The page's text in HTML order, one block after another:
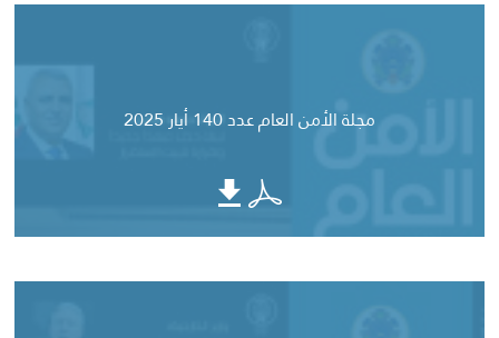
مجلة الأمن العام عدد 140 أيار 2025